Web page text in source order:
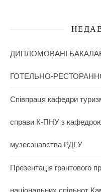
ДИПЛОМОВАНІ
ГОТЕЛЬНО-
Співпраця кафедри
справи К-ПНУ з кафедрою
музеєзнавства РДГУ
Презентація грантового
національних спільнот